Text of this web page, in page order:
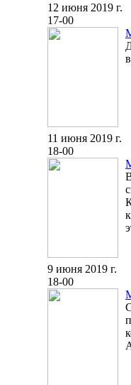
12 июня 2019 г.
17-00
11 июня 2019 г.
18-00
9 июня 2019 г.
18-00